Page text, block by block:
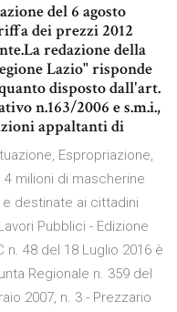
del 6 agosto
dei prezzi 2012
redazione della
Lazio" risponde
disposto dall'art.
n.163/2006 e s.m.i.,
appaltanti di
Espropriazione,
milioni di mascherine
destinate ai cittadini
Pubblici - Edizione
n. 48 del 18 Luglio 2016 è
Regionale n. 359 del
2007, n. 3 - Prezzario